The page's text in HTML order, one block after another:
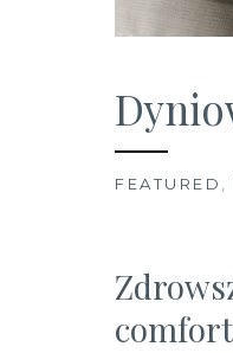
FEATURED